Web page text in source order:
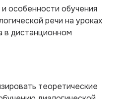
особенности обучения
речи на уроках
в дистанционном
теоретические